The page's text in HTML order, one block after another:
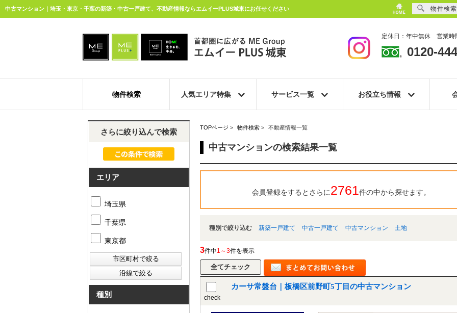
中古マンション｜埼玉・東京・千葉の新築・中古一戸建て、不動産情報ならエムイーPLUS城東にお任せください
定休日：年中無休 営業時
0120-
物件検索 人気エリア特集 サービス一覧 お役立ち情報
TOPページ > 物件検索 > 不動産情報一覧
中古マンションの検索結果一覧
会員登録をするとさらに2761件の中から探せます。
種別で絞り込む 新築一戸建て 中古一戸建て 中古マンション 土地
3件中1～3件を表示
check
カーサ常盤台｜板橋区前野町5丁目の中古マンション
さらに絞り込んで検索
エリア
埼玉県
千葉県
東京都
種別
物件検索